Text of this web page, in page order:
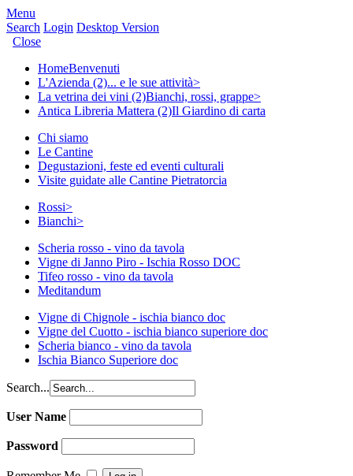
Menu
Search Login Desktop Version
Close
HomeBenvenuti
L'Azienda (2)... e le sue attività>
La vetrina dei vini (2)Bianchi, rossi, grappe>
Antica Libreria Mattera (2)Il Giardino di carta
Chi siamo
Le Cantine
Degustazioni, feste ed eventi culturali
Visite guidate alle Cantine Pietratorcia
Rossi>
Bianchi>
Scheria rosso - vino da tavola
Vigne di Janno Piro - Ischia Rosso DOC
Tifeo rosso - vino da tavola
Meditandum
Vigne di Chignole - ischia bianco doc
Vigne del Cuotto - ischia bianco superiore doc
Scheria bianco - vino da tavola
Ischia Bianco Superiore doc
Search...
User Name
Password